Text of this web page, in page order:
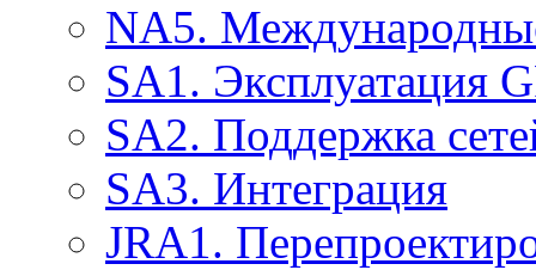
NA5.
SA1. Эксплуатация
SA2. Поддержка
SA3. Интеграция
JRA1.